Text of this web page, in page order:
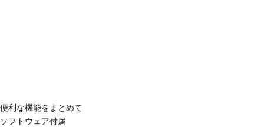
便利な機能をまとめて
ソフトウェア付属